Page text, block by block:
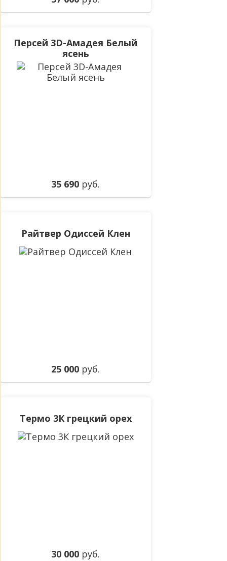
Персей 3D-Амадея Белый
ясень
35 690 руб.
Райтвер Одиссей Клен
25 000 руб.
Термо 3К грецкий орех
30 000 руб.